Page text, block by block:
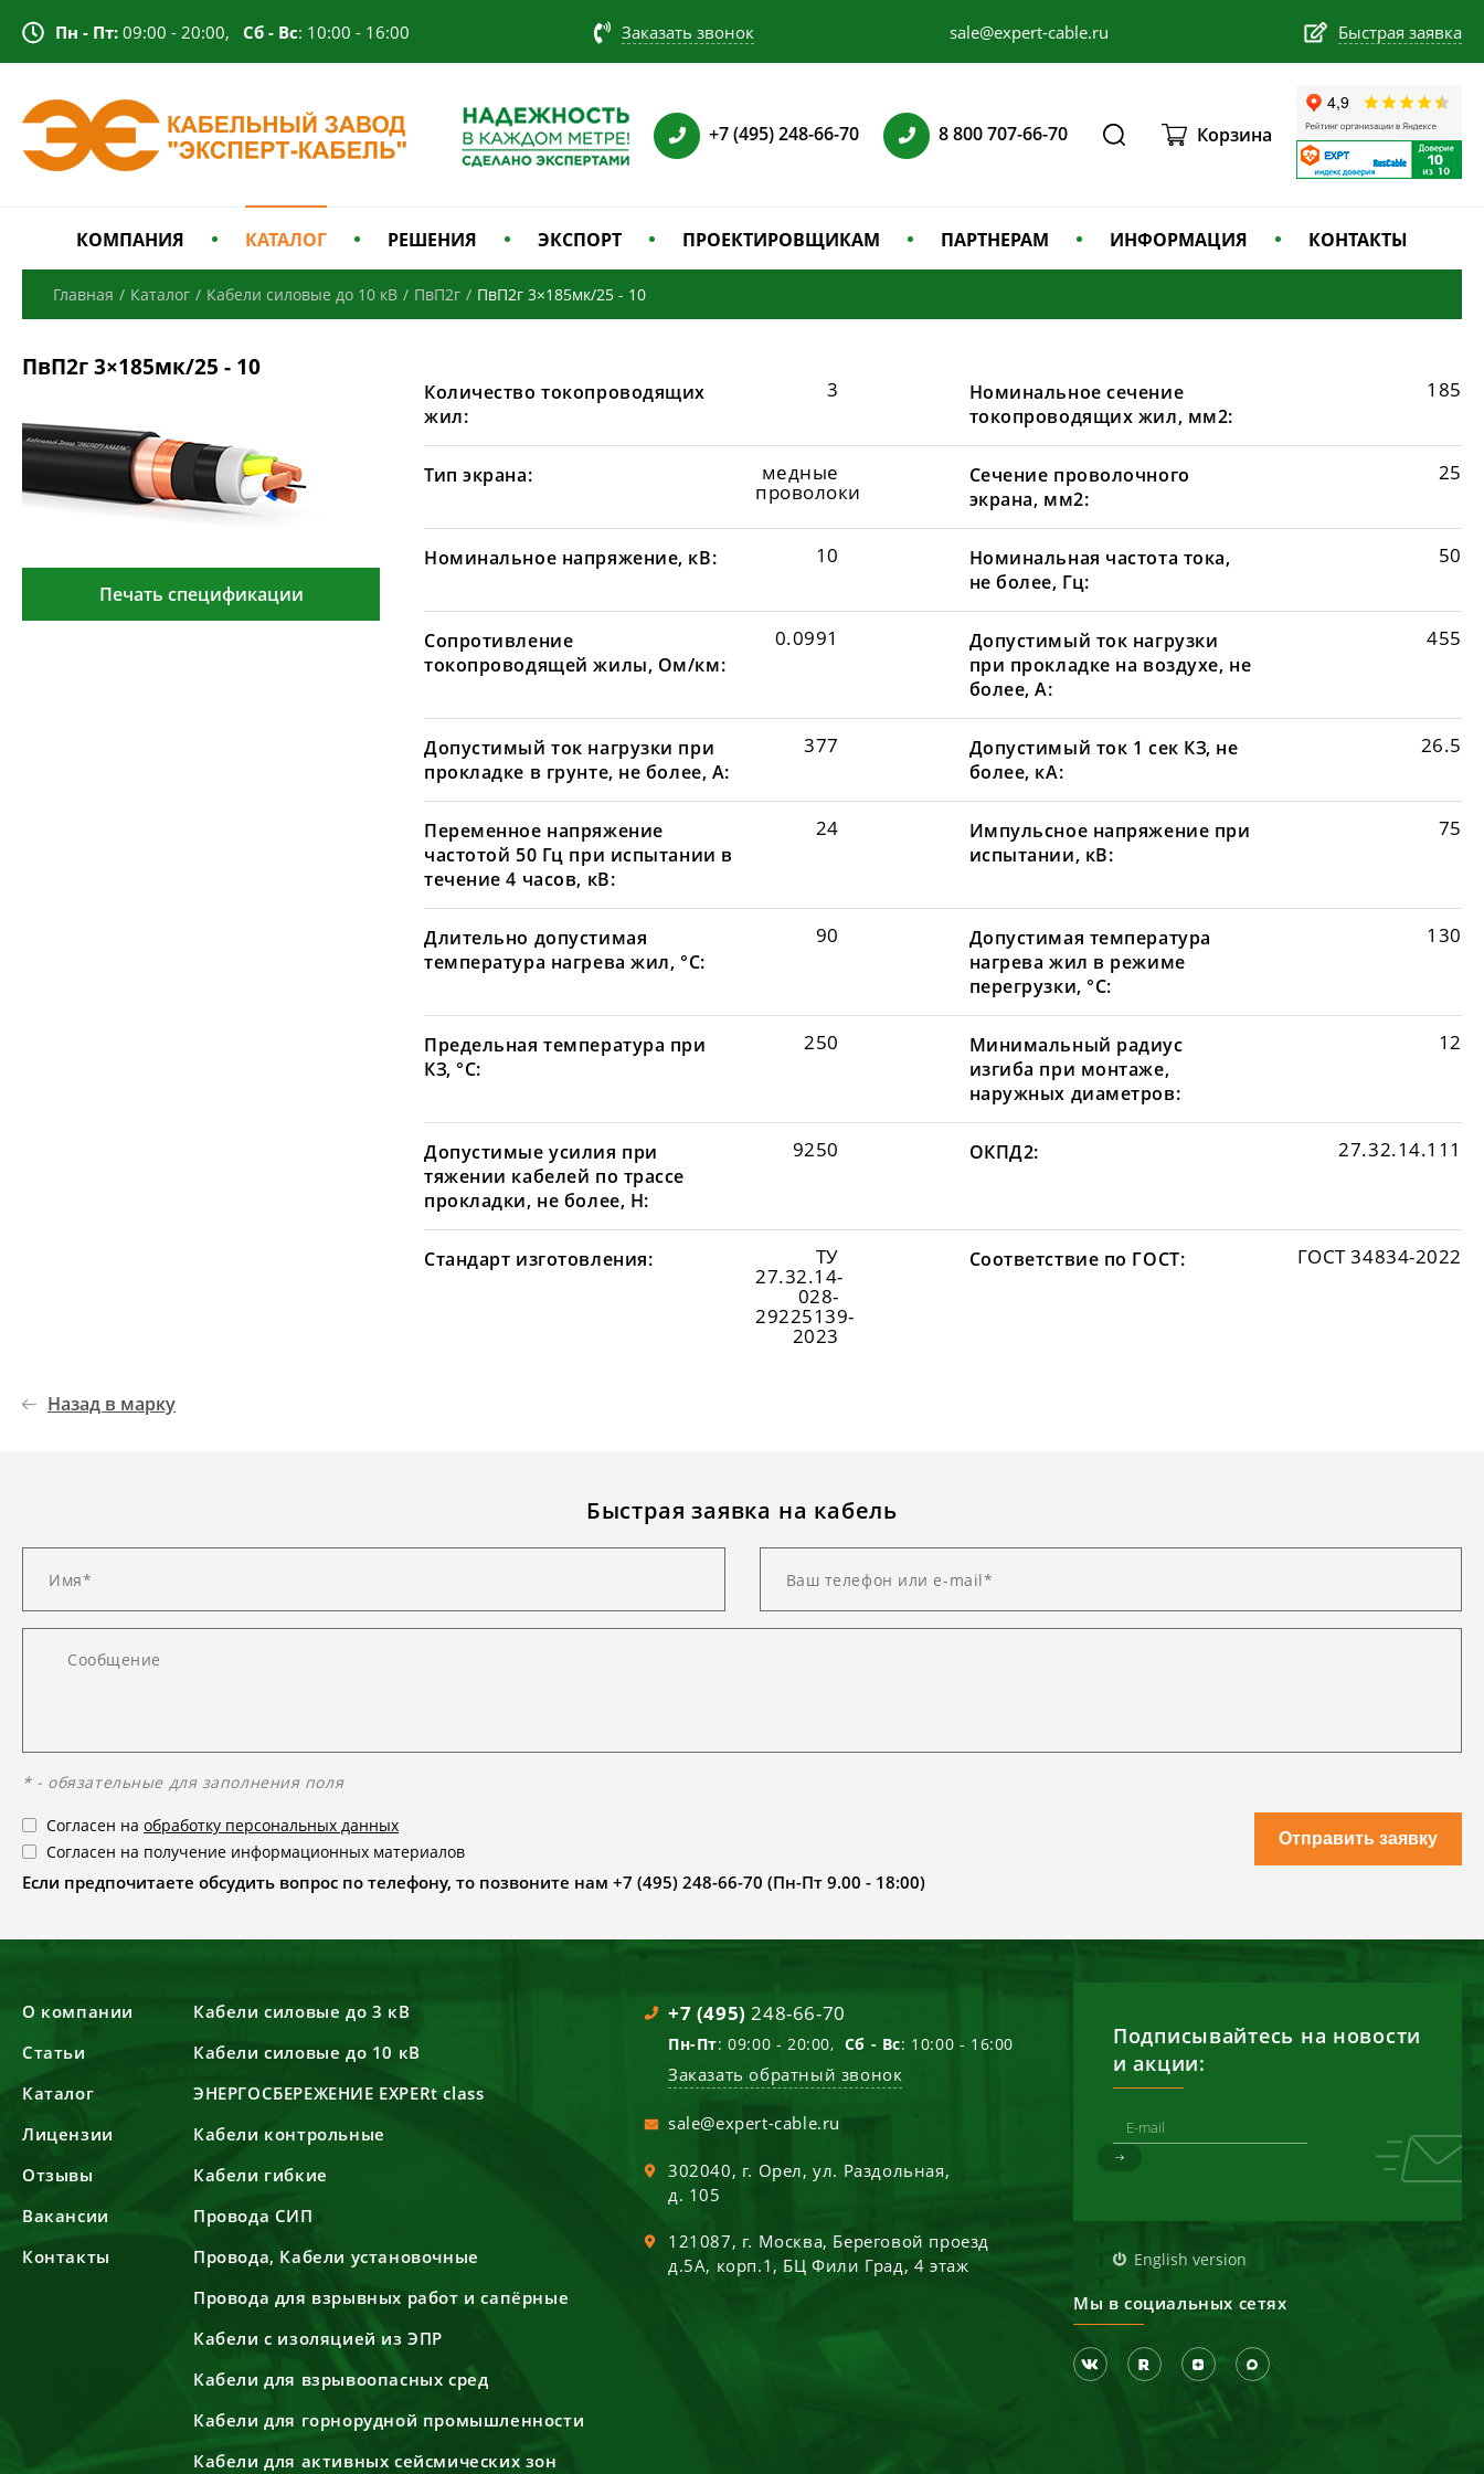
Пн - Пт: 09:00 - 20:00, Сб - Вс: 10:00 - 16:00 Заказать звонок sale@expert-cable.ru Быстрая заявка
+7 (495) 248-66-70 8 800 707-66-70 Корзина
КОМПАНИЯ КАТАЛОГ РЕШЕНИЯ ЭКСПОРТ ПРОЕКТИРОВЩИКАМ ПАРТНЕРАМ ИНФОРМАЦИЯ КОНТАКТЫ
Главная / Каталог / Кабели силовые до 10 кВ / ПвП2г / ПвП2г 3×185мк/25 - 10
ПвП2г 3×185мк/25 - 10
Печать спецификации
Количество токопроводящих
жил:
3
Номинальное сечение
токопроводящих жил, мм2:
185
Тип экрана: медные
проволоки
Сечение проволочного
экрана, мм2:
25
Номинальное напряжение, кВ: 10
Номинальная частота тока,
не более, Гц:
50
Сопротивление
токопроводящей жилы, Ом/км:
0.0991
Допустимый ток нагрузки
при прокладке на воздухе, не
более, А:
455
Допустимый ток нагрузки при
прокладке в грунте, не более, А:
377
Допустимый ток 1 сек КЗ, не
более, кА:
26.5
Переменное напряжение
частотой 50 Гц при испытании в
течение 4 часов, кВ:
24
Импульсное напряжение при
испытании, кВ:
75
Длительно допустимая
температура нагрева жил, °С:
90
Допустимая температура
нагрева жил в режиме
перегрузки, °С:
130
Предельная температура при
КЗ, °С:
250
Минимальный радиус
изгиба при монтаже,
наружных диаметров:
12
Допустимые усилия при
тяжении кабелей по трассе
прокладки, не более, Н:
9250 ОКПД2: 27.32.14.111
Стандарт изготовления: ТУ
27.32.14-
028-
29225139-
2023
Соответствие по ГОСТ: ГОСТ 34834-2022
Назад в марку
Быстрая заявка на кабель
* - обязательные для заполнения поля
Согласен на обработку персональных данных
Согласен на получение информационных материалов
Если предпочитаете обсудить вопрос по телефону, то позвоните нам +7 (495) 248-66-70 (Пн-Пт 9.00 - 18:00)
Отправить заявку
О компании
Статьи
Каталог
Лицензии
Отзывы
Вакансии
Контакты
Кабели силовые до 3 кВ
Кабели силовые до 10 кВ
ЭНЕРГОСБЕРЕЖЕНИЕ EXPERt class
Кабели контрольные
Кабели гибкие
Провода СИП
Провода, Кабели установочные
Провода для взрывных работ и сапёрные
Кабели с изоляцией из ЭПР
Кабели для взрывоопасных сред
Кабели для горнорудной промышленности
Кабели для активных сейсмических зон
+7 (495) 248-66-70
Пн-Пт: 09:00 - 20:00, Сб - Вс: 10:00 - 16:00
Заказать обратный звонок
sale@expert-cable.ru
302040, г. Орел,ул. Раздольная,
д. 105
121087, г. Москва, Береговой проезд
д.5А, корп.1, БЦ Фили Град, 4 этаж
Подписывайтесь на новости
и акции:
English version
Мы в социальных сетях